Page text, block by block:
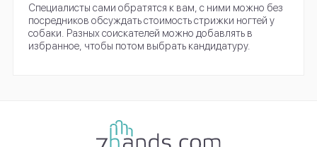
Специалисты сами обратятся к вам, с ними можно без
посредников обсуждать стоимость стрижки ногтей у
собаки. Разных соискателей можно добавлять в
избранное, чтобы потом выбрать кандидатуру.